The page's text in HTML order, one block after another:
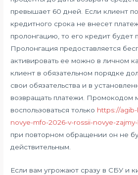
превышает 60 дней. Если клиент
кредитного срока не внесет
пролонгацию, то его кредит будет
Пролонгация предоставляется
активировать ее можно в личном
клиент в обязательном порядке
свои обязательства и в
возвращать платежи. Промокодом
воспользоваться только https://
novye-mfo-2026-v-rossii-novye-
при повторном обращении он не
действительным.
Если вам угрожают сразу в СБУ и